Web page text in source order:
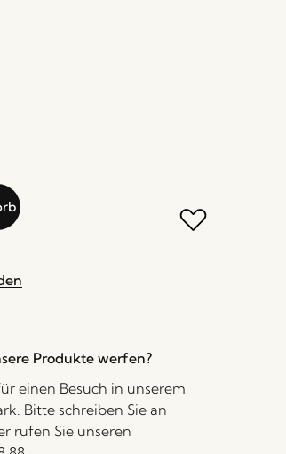
Produkte werfen?
einen Besuch in unserem
Bitte schreiben Sie an
rufen Sie unseren